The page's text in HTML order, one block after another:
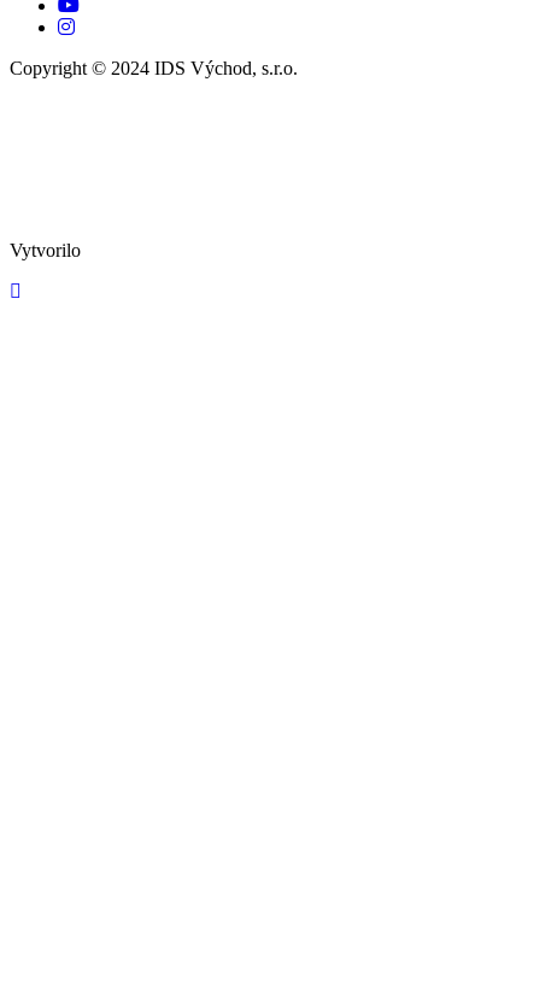
Copyright © 2024 IDS Východ, s.r.o.
Vytvorilo